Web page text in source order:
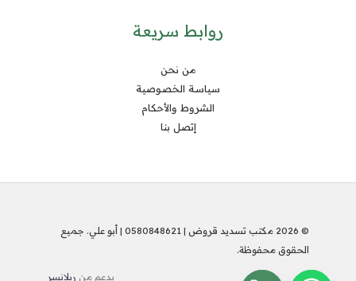
روابط سريعة
من نحن
سياسة الخصوصية
الشروط والأحكام
إتصل بنا
© 2026 مكتب تسديد قروض | 0580848621 | أبو علي. جميع
الحقوق محفوظة.
بدعم من ريلانسر